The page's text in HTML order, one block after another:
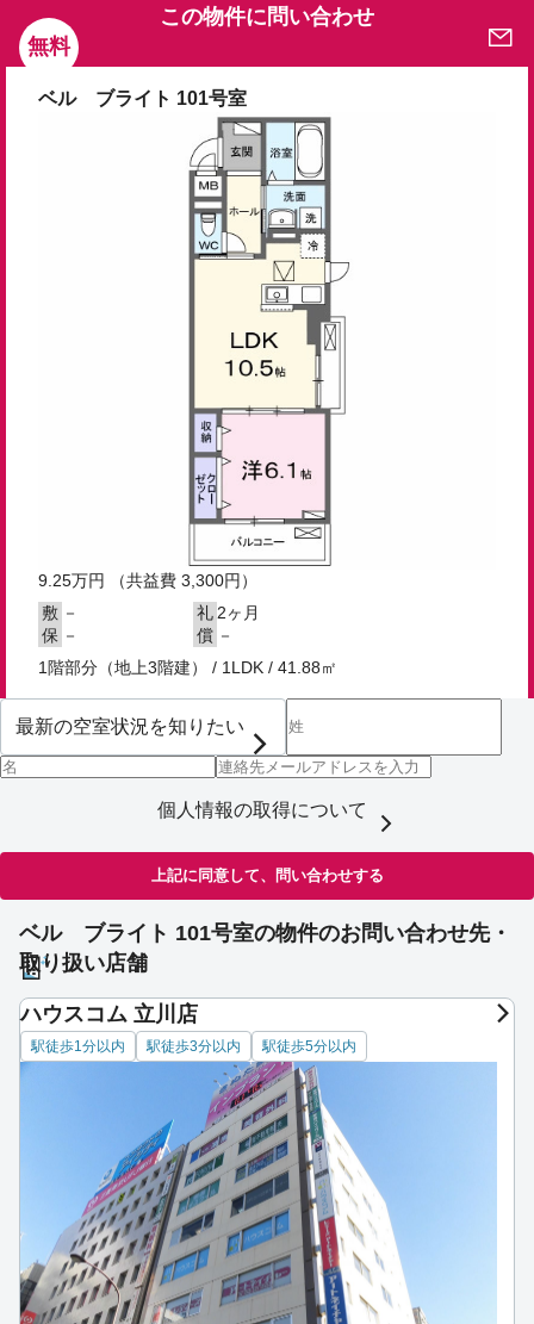
無料
この物件に問い合わせ
ベル ブライト 101号室
9.25万円
（共益費 3,300円）
敷 － 礼 2ヶ月
保 － 償 －
1階部分（地上3階建） / 1LDK / 41.88㎡
個人情報の取得について
上記に同意して、問い合わせする
ベル ブライト 101号室の物件のお問い合わせ先・
取り扱い店舗
ハウスコム 立川店
駅徒歩1分以内 駅徒歩3分以内 駅徒歩5分以内